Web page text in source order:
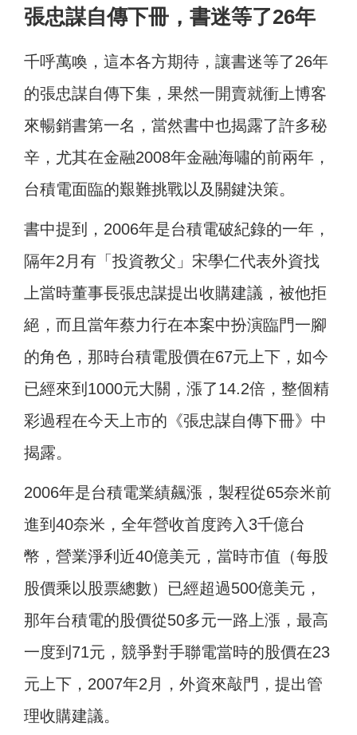
張忠謀自傳下冊，書迷等了26年
千呼萬喚，這本各方期待，讓書迷等了26年
的張忠謀自傳下集，果然一開賣就衝上博客
來暢銷書第一名，當然書中也揭露了許多秘
辛，尤其在金融2008年金融海嘯的前兩年，
台積電面臨的艱難挑戰以及關鍵決策。
書中提到，2006年是台積電破紀錄的一年，
隔年2月有「投資教父」宋學仁代表外資找
上當時董事長張忠謀提出收購建議，被他拒
絕，而且當年蔡力行在本案中扮演臨門一腳
的角色，那時台積電股價在67元上下，如今
已經來到1000元大關，漲了14.2倍，整個精
彩過程在今天上市的《張忠謀自傳下冊》中
揭露。
2006年是台積電業績飆漲，製程從65奈米前
進到40奈米，全年營收首度跨入3千億台
幣，營業淨利近40億美元，當時市值（每股
股價乘以股票總數）已經超過500億美元，
那年台積電的股價從50多元一路上漲，最高
一度到71元，競爭對手聯電當時的股價在23
元上下，2007年2月，外資來敲門，提出管
理收購建議。